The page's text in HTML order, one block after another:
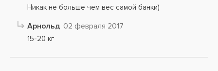
Никак не больше чем вес самой банки)
Арнольд 02 февраля 2017
15-20 кг